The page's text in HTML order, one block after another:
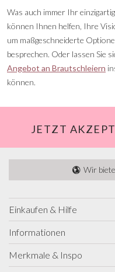
Was auch immer Ihr
können Ihnen helfen, Ihre
um maßgeschneiderte
besprechen. Oder lassen Sie
Angebot an Brautschleiern
können.
JETZT
Wir
Einkaufen & Hilfe
Informationen
Merkmale & Inspo